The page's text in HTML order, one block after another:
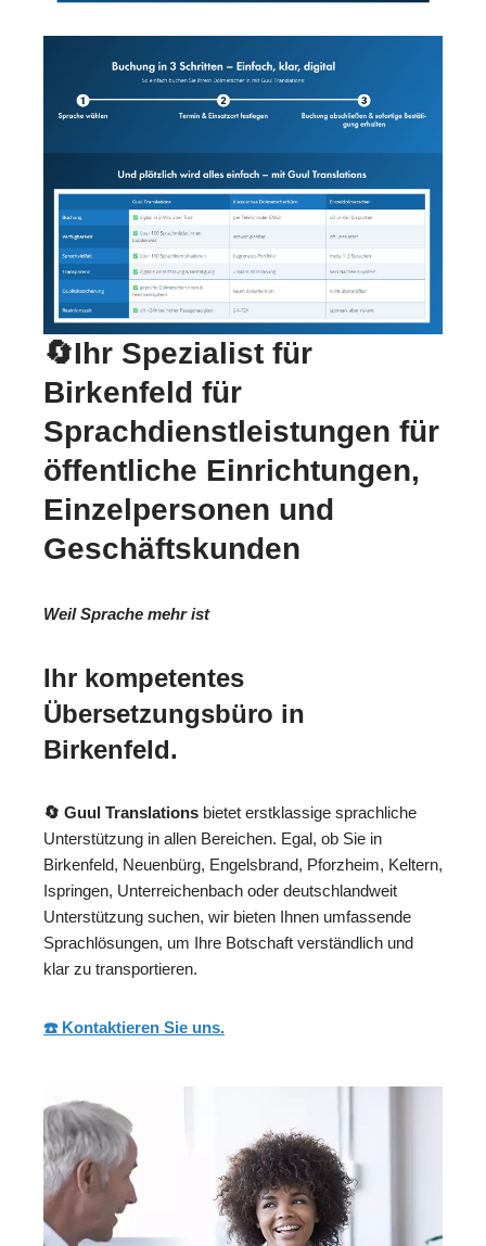
🔄Ihr Spezialist für
Birkenfeld für
Sprachdienstleistungen für
öffentliche Einrichtungen,
Einzelpersonen und
Geschäftskunden
Weil Sprache mehr ist
Ihr kompetentes
Übersetzungsbüro in
Birkenfeld.
🔄 Guul Translations bietet erstklassige sprachliche
Unterstützung in allen Bereichen. Egal, ob Sie in
Birkenfeld, Neuenbürg, Engelsbrand, Pforzheim, Keltern,
Ispringen, Unterreichenbach oder deutschlandweit
Unterstützung suchen, wir bieten Ihnen umfassende
Sprachlösungen, um Ihre Botschaft verständlich und
klar zu transportieren.
☎️ Kontaktieren Sie uns.